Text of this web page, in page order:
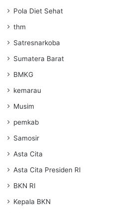
Pola Diet Sehat
thm
Satresnarkoba
Sumatera Barat
BMKG
kemarau
Musim
pemkab
Samosir
Asta Cita
Asta Cita Presiden RI
BKN RI
Kepala BKN